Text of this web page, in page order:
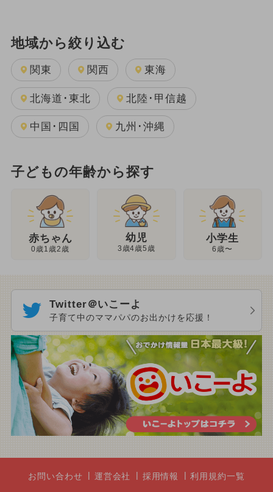
地域から絞り込む
関東 関西 東海
北海道･東北 北陸･甲信越
中国･四国 九州･沖縄
子どもの年齢から探す
赤ちゃん
0歳1歳2歳
幼児
3歳4歳5歳
小学生
6歳〜
Twitter＠いこーよ
子育て中のママパパのお出かけを応援！
お問い合わせ 運営会社 採用情報 利用規約一覧